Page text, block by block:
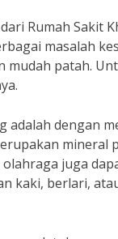
Rumah Sakit
masalah
mudah patah.
dengan
juga
kaki, berlari,